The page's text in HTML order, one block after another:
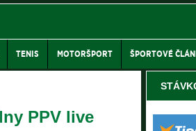
TENIS MOTORŠPORT ŠPORTOVÉ
PPV live